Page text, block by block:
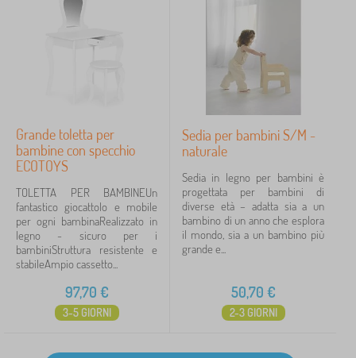
Grande toletta per
bambine con specchio
ECOTOYS
TOLETTA PER BAMBINEUn
fantastico giocattolo e mobile
per ogni bambinaRealizzato in
legno - sicuro per i
bambiniStruttura resistente e
stabileAmpio cassetto...
97,70 €
3-5 GIORNI
Sedia per bambini S/M -
naturale
Sedia in legno per bambini è
progettata per bambini di
diverse età – adatta sia a un
bambino di un anno che esplora
il mondo, sia a un bambino più
grande e...
50,70 €
2-3 GIORNI